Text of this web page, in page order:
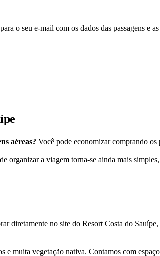
o seu e-mail com os dados das passagens e
aéreas? Você pode economizar comprando
a viagem torna-se ainda mais
diretamente no site do Resort Costa do Sauípe,
e muita vegetação nativa. Contamos com